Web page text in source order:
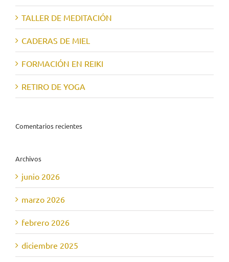
TALLER DE MEDITACIÓN
CADERAS DE MIEL
FORMACIÓN EN REIKI
RETIRO DE YOGA
Comentarios recientes
Archivos
junio 2026
marzo 2026
febrero 2026
diciembre 2025